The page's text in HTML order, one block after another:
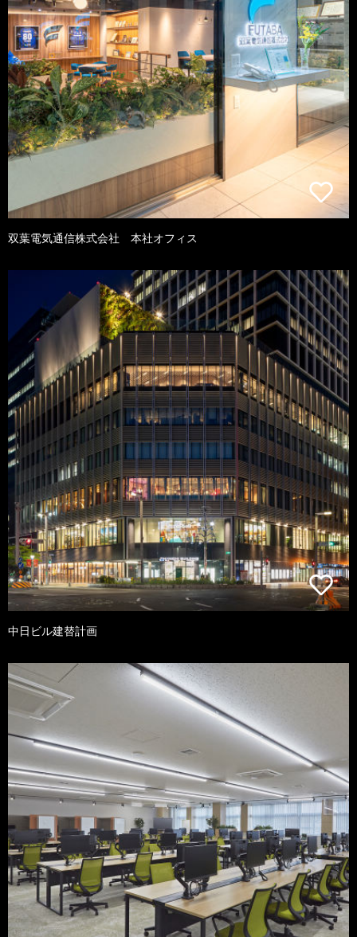
双葉電気通信株式会社 本社オフィス
中日ビル建替計画